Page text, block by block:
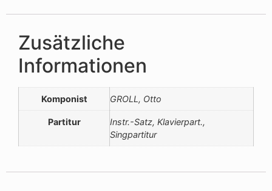
Zusätzliche
Informationen
Komponist GROLL, Otto
Partitur
Instr.-Satz, Klavierpart.,
Singpartitur